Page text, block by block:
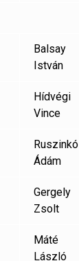
Balsay
István
Hídvégi
Vince
Ruszinkó
Ádám
Gergely
Zsolt
Máté
László